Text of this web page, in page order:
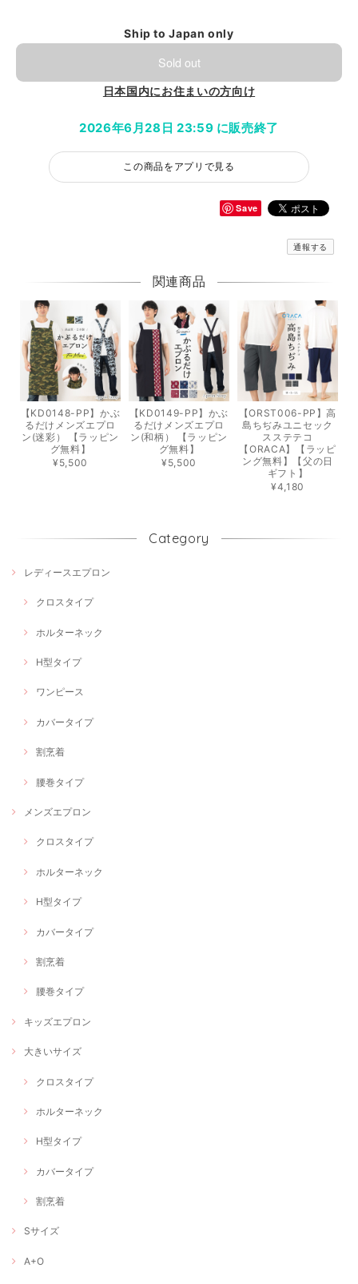
Ship to Japan only
Sold out
日本国内にお住まいの方向け
2026年6月28日 23:59 に販売終了
この商品をアプリで見る
Save
通報する
関連商品
【KD0148-PP】かぶ
るだけメンズエプロ
ン(迷彩） 【ラッピン
グ無料】
¥5,500
【KD0149-PP】かぶ
るだけメンズエプロ
ン(和柄） 【ラッピン
グ無料】
¥5,500
【ORST006-PP】高
島ちぢみユニセック
スステテコ
【ORACA】【ラッピ
ング無料】【父の日
ギフト】
¥4,180
Category
レディースエプロン
クロスタイプ
ホルターネック
H型タイプ
ワンピース
カバータイプ
割烹着
腰巻タイプ
メンズエプロン
クロスタイプ
ホルターネック
H型タイプ
カバータイプ
割烹着
腰巻タイプ
キッズエプロン
大きいサイズ
クロスタイプ
ホルターネック
H型タイプ
カバータイプ
割烹着
Sサイズ
A+O